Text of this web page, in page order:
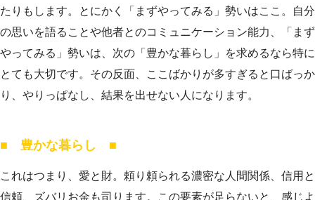
たりもします。とにかく「まずやってみる」勢いはここ。自分
の思いを語ることや他者とのコミュニケーション能力、「まず
やってみる」勢いは、次の「豊かな暮らし」を求めるなら特に
とても大切です。その反面、ここばかりが多すぎると口ばっか
り、やりっぱなし、結果を出せない人になります。
■ 豊かな暮らし ■
これはつまり、愛と財。頼り頼られる濃密な人間関係、信用と
信頼、ズバリお金も司ります。この要素が足らないと、感じよ